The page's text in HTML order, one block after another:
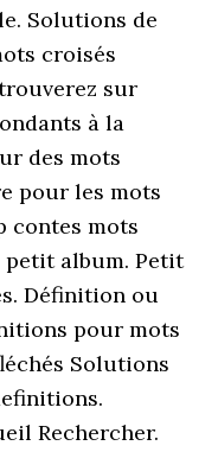
Solutions de
croisés
sur
à la
des mots
pour les mots
contes mots
petit album. Petit
Définition ou
pour mots
Solutions
Rechercher.